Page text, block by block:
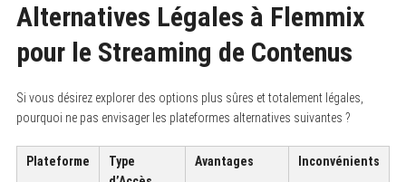
Alternatives Légales à Flemmix
pour le Streaming de Contenus
Si vous désirez explorer des options plus sûres et totalement légales,
pourquoi ne pas envisager les plateformes alternatives suivantes ?
Plateforme
Type
Avantages Inconvénients